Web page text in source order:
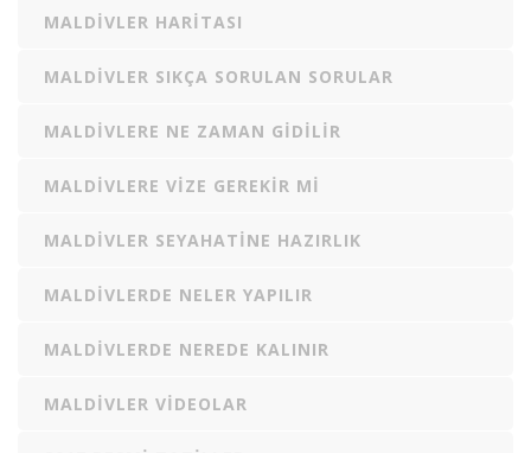
MALDIVLER HARITASI
MALDIVLER SIKÇA SORULAN SORULAR
MALDIVLERE NE ZAMAN GIDILIR
MALDIVLERE VIZE GEREKIR MI
MALDIVLER SEYAHATINE HAZIRLIK
MALDIVLERDE NELER YAPILIR
MALDIVLERDE NEREDE KALINIR
MALDIVLER VIDEOLAR